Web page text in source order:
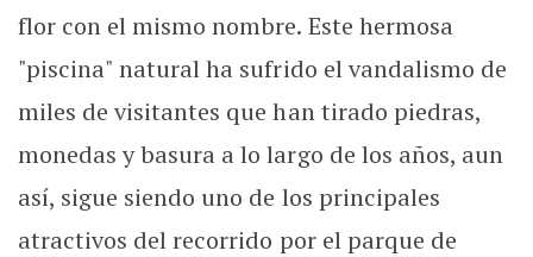
flor con el mismo nombre. Este hermosa
"piscina" natural ha sufrido el vandalismo de
miles de visitantes que han tirado piedras,
monedas y basura a lo largo de los años, aun
así, sigue siendo uno de los principales
atractivos del recorrido por el parque de